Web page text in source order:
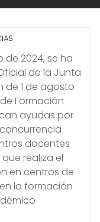
2024, se ha
de la Junta
de 1 de agosto
Formación
ayudas por
docentes
realiza el
en centros de
la formación